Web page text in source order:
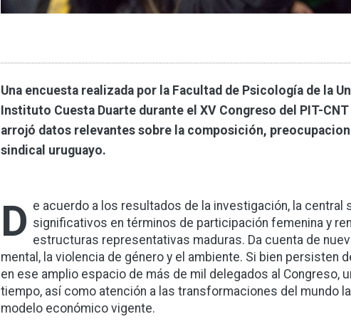
Una encuesta realizada por la Facultad de Psicología de la
Instituto Cuesta Duarte durante el XV Congreso del PIT-
arrojó datos relevantes sobre la composición,
sindical uruguayo.
D e acuerdo a los resultados de la investigación, la central
significativos en términos de participación femenina y
estructuras representativas maduras. Da cuenta de
mental, la violencia de género y el ambiente. Si bien persisten
en ese amplio espacio de más de mil delegados al Congreso,
tiempo, así como atención a las transformaciones del mundo
modelo económico vigente.